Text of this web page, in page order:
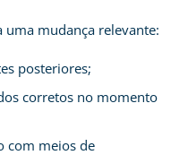
uma mudança relevante:
posteriores;
corretos no momento
com meios de